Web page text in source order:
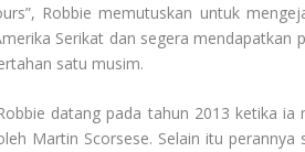
Robbie memutuskan untuk
Serikat dan segera mendapatkan
satu musim.
datang pada tahun 2013 ketika
Martin Scorsese. Selain itu